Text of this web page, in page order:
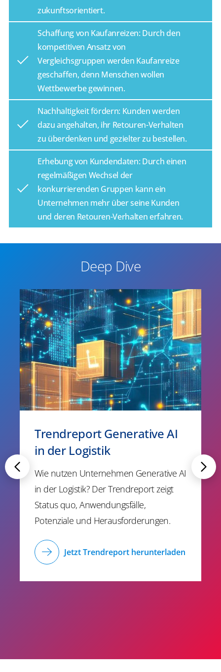
zukunftsorientiert.
Schaffung von Kaufanreizen: Durch den
kompetitiven Ansatz von
Vergleichsgruppen werden Kaufanreize
geschaffen, denn Menschen wollen
Wettbewerbe gewinnen.
Nachhaltigkeit fördern: Kunden werden
dazu angehalten, ihr Retouren-Verhalten
zu überdenken und gezielter zu bestellen.
Erhebung von Kundendaten: Durch einen
regelmäßigen Wechsel der
konkurrierenden Gruppen kann ein
Unternehmen mehr über seine Kunden
und deren Retouren-Verhalten erfahren.
Deep Dive
Trendreport Generative AI
in der Logistik
Wie nutzen Unternehmen Generative AI
in der Logistik? Der Trendreport zeigt
Status quo, Anwendungsfälle,
Potenziale und Herausforderungen.
Jetzt Trendreport herunterladen